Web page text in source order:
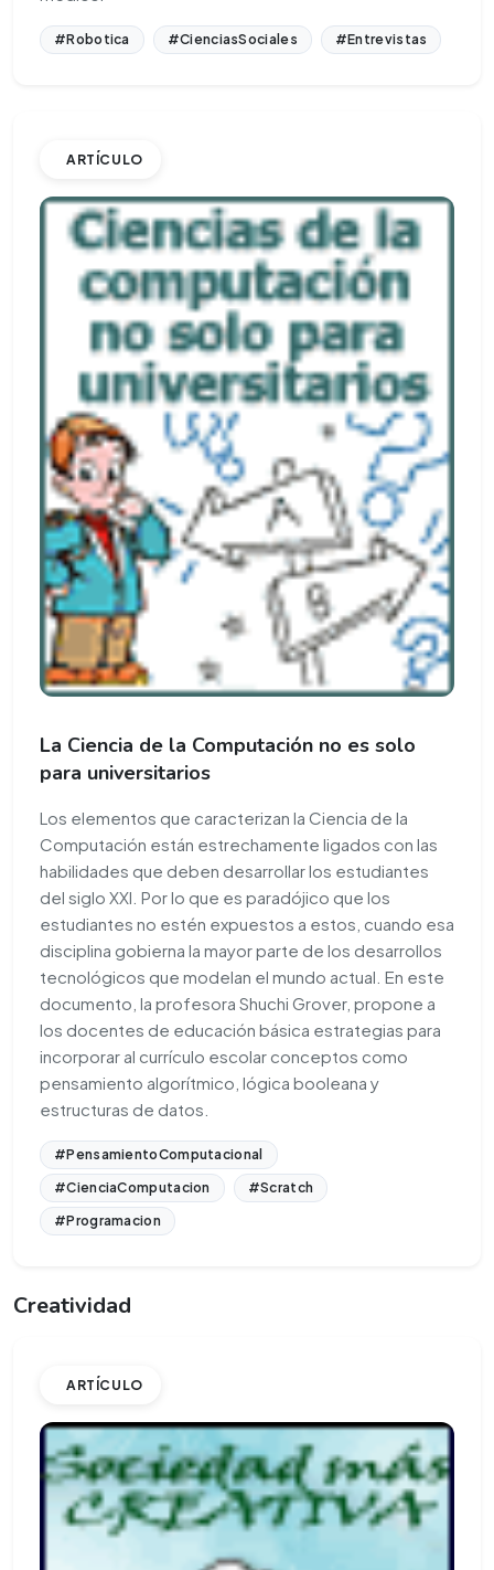
#Robotica #CienciasSociales #Entrevistas
ARTÍCULO
La Ciencia de la Computación no es solo
para universitarios
Los elementos que caracterizan la Ciencia de la
Computación están estrechamente ligados con las
habilidades que deben desarrollar los estudiantes
del siglo XXI. Por lo que es paradójico que los
estudiantes no estén expuestos a estos, cuando esa
disciplina gobierna la mayor parte de los desarrollos
tecnológicos que modelan el mundo actual. En este
documento, la profesora Shuchi Grover, propone a
los docentes de educación básica estrategias para
incorporar al currículo escolar conceptos como
pensamiento algorítmico, lógica booleana y
estructuras de datos.
#PensamientoComputacional
#CienciaComputacion
#Scratch
#Programacion
Creatividad
ARTÍCULO